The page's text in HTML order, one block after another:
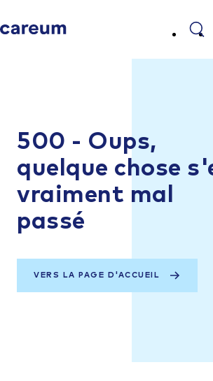
500 - Oups,
quelque chose
vraiment mal
passé
VERS LA PAGE D'ACCUEIL